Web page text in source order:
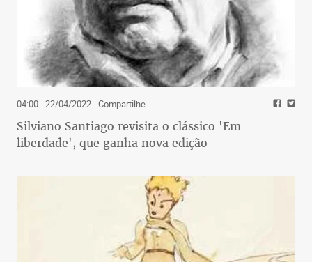
04:00 - 22/04/2022- Compartilhe
Silviano Santiago revisita o clássico 'Em
liberdade', que ganha nova edição